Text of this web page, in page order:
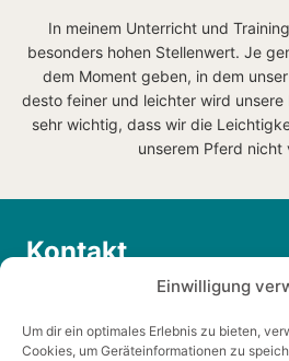
Einwilligung
Um dir ein optimales Erlebnis zu bieten,
Cookies, um Geräteinformationen zu
In meinem Unterricht und
besonders hohen Stellenwert. Je
dem Moment geben, in dem
desto feiner und leichter wird unsere
sehr wichtig, dass wir die
unserem Pferd nicht
Kontakt
info@horse-unity.de